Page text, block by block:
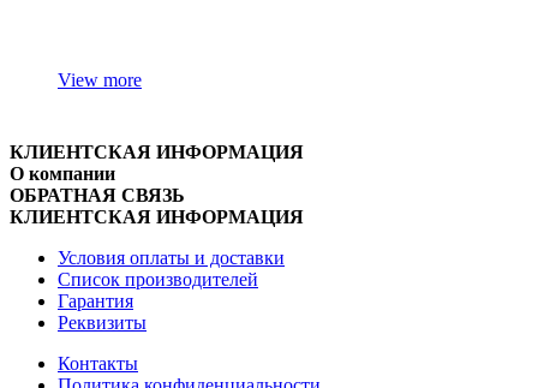
View more
КЛИЕНТСКАЯ ИНФОРМАЦИЯ
О компании
ОБРАТНАЯ СВЯЗЬ
КЛИЕНТСКАЯ ИНФОРМАЦИЯ
Условия оплаты и доставки
Список производителей
Гарантия
Реквизиты
Контакты